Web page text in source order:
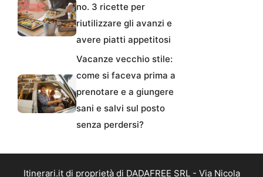
no. 3 ricette per
riutilizzare gli avanzi e
avere piatti appetitosi
Vacanze vecchio stile:
come si faceva prima a
prenotare e a giungere
sani e salvi sul posto
senza perdersi?
Itinerari.it di proprietà di DADAFREE SRL - Via Nicola